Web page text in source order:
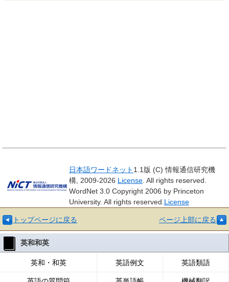
日本語ワードネット 1.1版 (C) 情報通信研究機
構, 2009-2026 License . All rights reserved.
WordNet 3.0 Copyright 2006 by Princeton
University. All rights reserved. License
トップページに戻る ページ上部に戻る
英和和英
英和・和英 英語例文 英語類語